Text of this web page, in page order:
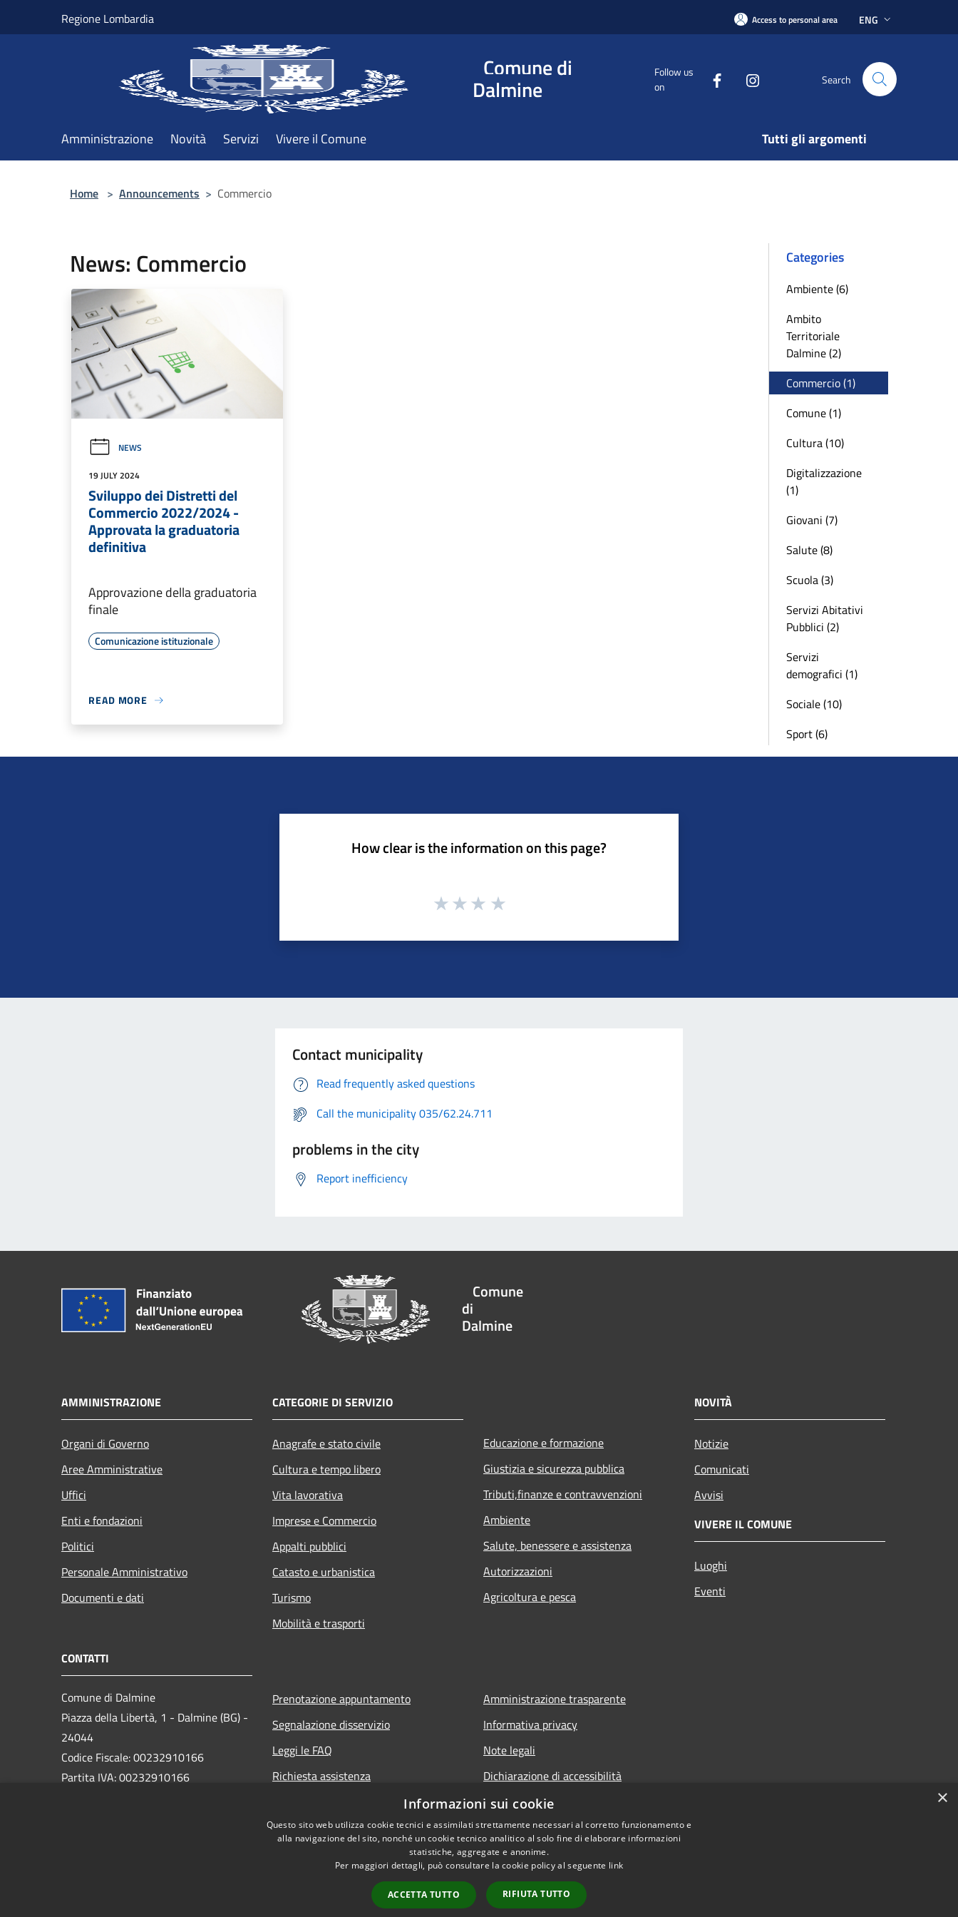
Regione Lombardia Access to personal area ENG
Comune di
Dalmine
Follow us
on
Search
Amministrazione Novità Servizi Vivere il Comune Tutti gli argomenti
Home > Announcements > Commercio
News: Commercio
NEWS
19 JULY 2024
Sviluppo dei Distretti del
Commercio 2022/2024 -
Approvata la graduatoria
definitiva
Approvazione della graduatoria
finale
Comunicazione istituzionale
READ MORE
Categories
Ambiente (6)
Ambito
Territoriale
Dalmine (2)
Commercio (1)
Comune (1)
Cultura (10)
Digitalizzazione
(1)
Giovani (7)
Salute (8)
Scuola (3)
Servizi Abitativi
Pubblici (2)
Servizi
demografici (1)
Sociale (10)
Sport (6)
How clear is the information on this page?
Contact municipality
Read frequently asked questions
Call the municipality 035/62.24.711
problems in the city
Report inefficiency
Comune
di
Dalmine
AMMINISTRAZIONE
Organi di Governo
Aree Amministrative
Uffici
Enti e fondazioni
Politici
Personale Amministrativo
Documenti e dati
CATEGORIE DI SERVIZIO
Anagrafe e stato civile
Cultura e tempo libero
Vita lavorativa
Imprese e Commercio
Appalti pubblici
Catasto e urbanistica
Turismo
Mobilità e trasporti
Educazione e formazione
Giustizia e sicurezza pubblica
Tributi,finanze e contravvenzioni
Ambiente
Salute, benessere e assistenza
Autorizzazioni
Agricoltura e pesca
NOVITÀ
Notizie
Comunicati
Avvisi
VIVERE IL COMUNE
Luoghi
Eventi
CONTATTI
Comune di Dalmine
Piazza della Libertà, 1 - Dalmine (BG) -
24044
Codice Fiscale: 00232910166
Partita IVA: 00232910166
Prenotazione appuntamento
Segnalazione disservizio
Leggi le FAQ
Richiesta assistenza
Amministrazione trasparente
Informativa privacy
Note legali
Dichiarazione di accessibilità
Piano di miglioramento del sito
×
Informazioni sui cookie
Questo sito web utilizza cookie tecnici e assimilati strettamente necessari al corretto funzionamento e
alla navigazione del sito, nonché un cookie tecnico analitico al solo fine di elaborare informazioni
statistiche, aggregate e anonime.
Per maggiori dettagli, può consultare la cookie policy al seguente link
ACCETTA TUTTO RIFIUTA TUTTO